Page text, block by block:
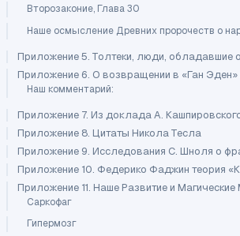
Второзаконие, Глава 30
Наше осмысление Древних пророчеств о
Приложение 5. Толтеки, люди, обладавшие
Приложение 6. О возвращении в «Ган
Наш комментарий:
Приложение 7. Из доклада А.
Приложение 8. Цитаты Никола Тесла
Приложение 9. Исследования С. Шноля о
Приложение 10. Федерико Фаджин теория
Приложение 11. Наше Развитие и
Саркофаг
Гипермозг